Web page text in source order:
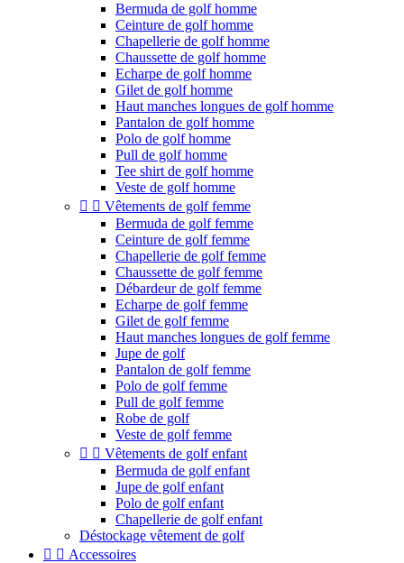
Bermuda de golf homme
Ceinture de golf homme
Chapellerie de golf homme
Chaussette de golf homme
Echarpe de golf homme
Gilet de golf homme
Haut manches longues de golf homme
Pantalon de golf homme
Polo de golf homme
Pull de golf homme
Tee shirt de golf homme
Veste de golf homme
  Vêtements de golf femme
Bermuda de golf femme
Ceinture de golf femme
Chapellerie de golf femme
Chaussette de golf femme
Débardeur de golf femme
Echarpe de golf femme
Gilet de golf femme
Haut manches longues de golf femme
Jupe de golf
Pantalon de golf femme
Polo de golf femme
Pull de golf femme
Robe de golf
Veste de golf femme
  Vêtements de golf enfant
Bermuda de golf enfant
Jupe de golf enfant
Polo de golf enfant
Chapellerie de golf enfant
Déstockage vêtement de golf
  Accessoires